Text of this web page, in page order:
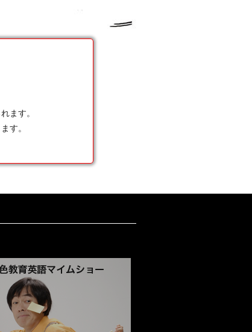
ます。
す。